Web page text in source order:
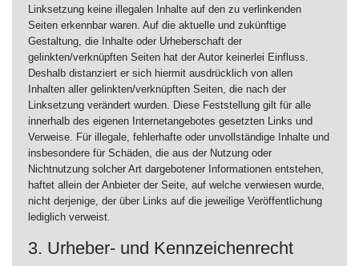
Linksetzung keine illegalen Inhalte auf den zu verlinkenden
Seiten erkennbar waren. Auf die aktuelle und zukünftige
Gestaltung, die Inhalte oder Urheberschaft der
gelinkten/verknüpften Seiten hat der Autor keinerlei Einfluss.
Deshalb distanziert er sich hiermit ausdrücklich von allen
Inhalten aller gelinkten/verknüpften Seiten, die nach der
Linksetzung verändert wurden. Diese Feststellung gilt für alle
innerhalb des eigenen Internetangebotes gesetzten Links und
Verweise. Für illegale, fehlerhafte oder unvollständige Inhalte und
insbesondere für Schäden, die aus der Nutzung oder
Nichtnutzung solcher Art dargebotener Informationen entstehen,
haftet allein der Anbieter der Seite, auf welche verwiesen wurde,
nicht derjenige, der über Links auf die jeweilige Veröffentlichung
lediglich verweist.
3. Urheber- und Kennzeichenrecht